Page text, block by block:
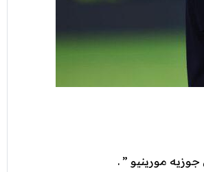
مورينيو ” .